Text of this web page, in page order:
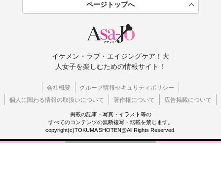
ページトップへ
イケメン・ラブ・エイジングケア！大
人女子を楽しむための情報サイト！
会社概要
グループ情報セキュリティポリシー
個人に関わる情報の取扱いについて
著作権について 広告掲載について
掲載の記事・写真・イラスト等の
すべてのコンテンツの無断複写・転載を禁じます。
copyright(c)TOKUMA SHOTEN@All Rights Reserved.